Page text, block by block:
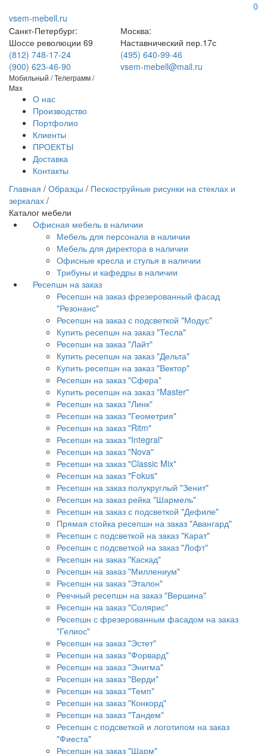
0
vsem-mebell.ru
Санкт-Петербург:
Шоссе революции 69
(812) 748-17-24
(900) 623-46-90
Мобильный / Телеграмм /
Max
Москва:
Наставнический пер.17с
(495) 640-99-46
vsem-mebell@mail.ru
О нас
Производство
Портфолио
Клиенты
ПРОЕКТЫ
Доставка
Контакты
Главная / Образцы / Пескоструйные рисунки на стеклах и
зеркалах /
Каталог мебели
Офисная мебель в наличии
Мебель для персонала в наличии
Мебель для директора в наличии
Офисные кресла и стулья в наличии
Трибуны и кафедры в наличии
Ресепшн на заказ
Ресепшн на заказ фрезерованный фасад
"Резонанс"
Ресепшн на заказ с подсветкой "Модус"
Купить ресепшн на заказ "Тесла"
Ресепшн на заказ "Лайт"
Купить ресепшн на заказ "Дельта"
Купить ресепшн на заказ "Вектор"
Ресепшн на заказ "Сфера"
Купить ресепшн на заказ "Master"
Ресепшн на заказ "Линк"
Ресепшн на заказ "Геометрия"
Ресепшн на заказ "Ritm"
Ресепшн на заказ "Integral"
Ресепшн на заказ "Nova"
Ресепшн на заказ "Classic Mix"
Ресепшн на заказ "Fokus"
Ресепшн на заказ полукруглый "Зенит"
Ресепшн на заказ рейка "Шармель"
Ресепшн на заказ с подсветкой "Дефиле"
Прямая стойка ресепшн на заказ "Авангард"
Ресепшн с подсветкой на заказ "Карат"
Ресепшн с подсветкой на заказ "Лофт"
Ресепшн на заказ "Каскад"
Ресепшн на заказ "Миллениум"
Ресепшн на заказ "Эталон"
Реечный ресепшн на заказ "Вершина"
Ресепшн на заказ "Солярис"
Ресепшн с фрезерованным фасадом на заказ
"Гелиос"
Ресепшн на заказ "Эстет"
Ресепшн на заказ "Форвард"
Ресепшн на заказ "Энигма"
Ресепшн на заказ "Верди"
Ресепшн на заказ "Темп"
Ресепшн на заказ "Конкорд"
Ресепшн на заказ "Тандем"
Ресепшн с подсветкой и логотипом на заказ
"Фиеста"
Ресепшн на заказ "Шарм"